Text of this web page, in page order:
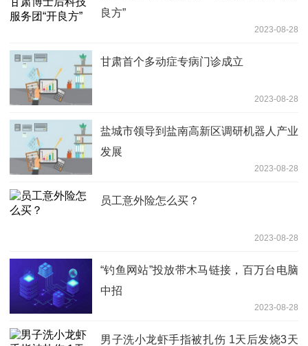
良方”
2023-08-28
甘肃首个多动症专病门诊成立
2023-08-28
盐城市领导到盐南高新区调研机器人产业
发展
2023-08-28
员工意外险怎么买？
2023-08-28
“钓鱼网站”投放带木马链接，百万台电脑
中招
2023-08-28
男子洗小龙虾手指被扎伤 1天后发烧3天